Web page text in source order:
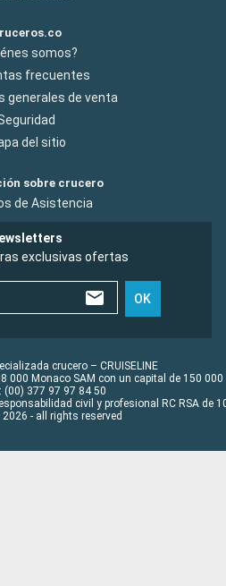
somos?
frecuentes
generales de venta
del sitio
sobre crucero
de Asistencia
exclusivas ofertas
OK
crucero – CRUISELINE
000 Monaco SAM con un capital de 150 000
(00) 377 97 97 84 50
civil y profesional RC RSA de
2026 - all rights reserved